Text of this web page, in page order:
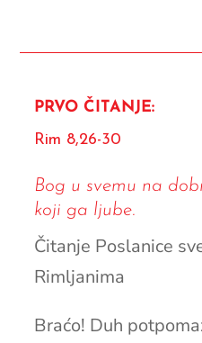
PRVO ČITANJE:
Rim 8,26-30
Bog u svemu na
koji ga ljube.
Čitanje Poslanice
Rimljanima
Braćo! Duh